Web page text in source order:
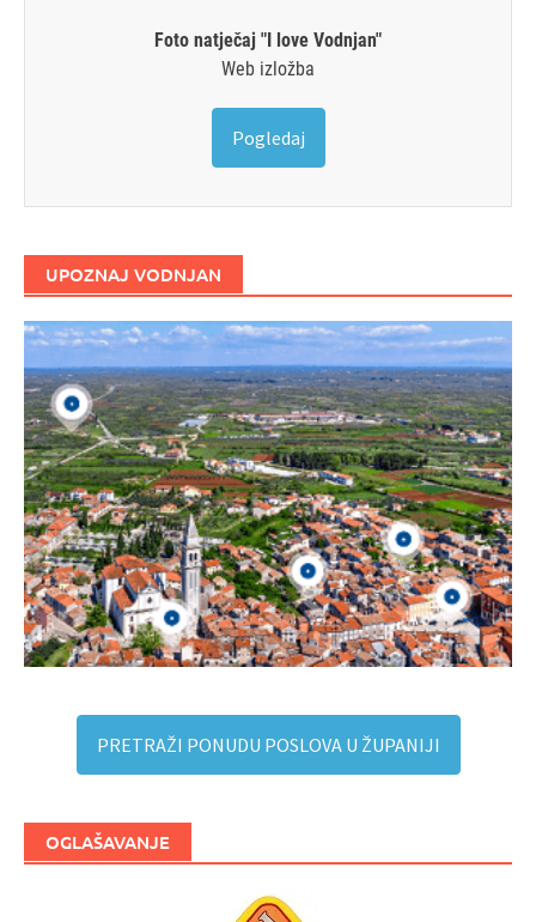
Foto natječaj "I love Vodnjan"
Web izložba
Pogledaj
UPOZNAJ VODNJAN
PRETRAŽI PONUDU POSLOVA U ŽUPANIJI
OGLAŠAVANJE